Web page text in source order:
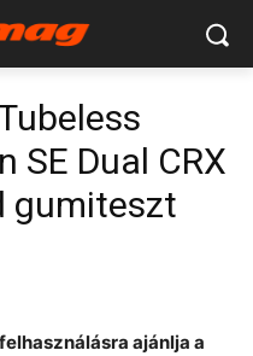
SE Dual CRX
gumiteszt
ajánlja a